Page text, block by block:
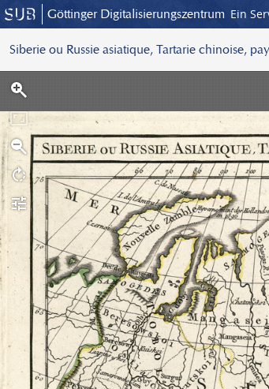
Göttinger Digitalisierungszentrum Ein
Siberie ou Russie asiatique, Tartarie chinoise,
a
n